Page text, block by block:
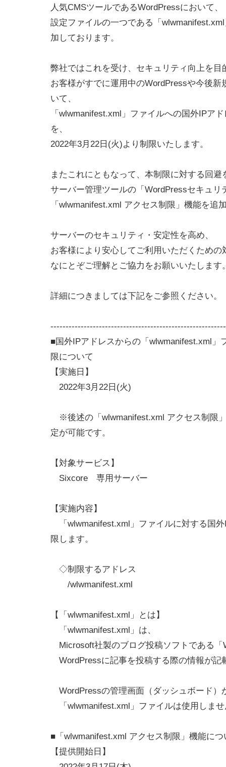
人気CMSツールであるWordPressにおいて、
設定ファイルの一つである「
加しております。
弊社ではこれを受け、セキュリティ向上を目
お客様がすでに運用中のWordPressや今後新
いて、
「wlwmanifest.xml」ファイルへの国外IPア
を、
2022年3月22日(火)より制限いたします。
またこれにともなって、本制限に対する回
サーバー管理ツールの「WordPressセキュリ
「wlwmanifest.xml アクセス制限」機能を追
サーバーのセキュリティ・安定性を高め、
お客様により安心してご利用いただくための
なにとぞご理解とご協力をお願いいたします
詳細につきましては下記をご参照ください。
■国外IPアドレスからの「wlwmanifest.xml」
限について
【実施日】
2022年3月22日(火)
※後述の「wlwmanifest.xml アクセス制限
定が可能です。
【対象サービス】
Sixcore 専用サーバー
【実施内容】
「wlwmanifest.xml」ファイルに対する国
限します。
◇制限するアドレス
/wlwmanifest.xml
【「wlwmanifest.xml」とは】
「wlwmanifest.xml」は、
Microsoft社製のブログ投稿ソフトである「
WordPressに記事を投稿する際の情報が記
WordPressの管理画面（ダッシュボード）
「wlwmanifest.xml」ファイルは使用しませ
■「wlwmanifest.xml アクセス制限」機能につ
【提供開始日】